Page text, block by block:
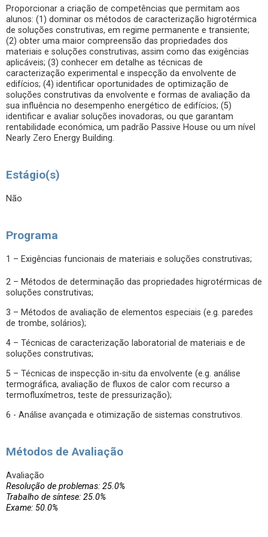
Proporcionar a criação de competências que permitam aos
alunos: (1) dominar os métodos de caracterização higrotérmica
de soluções construtivas, em regime permanente e transiente;
(2) obter uma maior compreensão das propriedades dos
materiais e soluções construtivas, assim como das exigências
aplicáveis; (3) conhecer em detalhe as técnicas de
caracterização experimental e inspecção da envolvente de
edifícios; (4) identificar oportunidades de optimização de
soluções construtivas da envolvente e formas de avaliação da
sua influência no desempenho energético de edifícios; (5)
identificar e avaliar soluções inovadoras, ou que garantam
rentabilidade económica, um padrão Passive House ou um nível
Nearly Zero Energy Building.
Estágio(s)
Não
Programa
1 – Exigências funcionais de materiais e soluções construtivas;
2 – Métodos de determinação das propriedades higrotérmicas de
soluções construtivas;
3 – Métodos de avaliação de elementos especiais (e.g. paredes
de trombe, solários);
4 – Técnicas de caracterização laboratorial de materiais e de
soluções construtivas;
5 – Técnicas de inspecção in-situ da envolvente (e.g. análise
termográfica, avaliação de fluxos de calor com recurso a
termofluxímetros, teste de pressurização);
6 - Análise avançada e otimização de sistemas construtivos.
Métodos de Avaliação
Avaliação
Resolução de problemas: 25.0%
Trabalho de síntese: 25.0%
Exame: 50.0%